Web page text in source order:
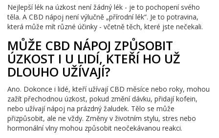
Nejlepší lék na úzkost není žádný lék - je to pochopení svého
těla. A CBD nápoj není výlučně „přírodní lék“. Je to potravina,
která může mít různé účinky - včetně těch, které jste nečekali.
MŮŽE CBD NÁPOJ ZPŮSOBIT
ÚZKOST I U LIDÍ, KTEŘÍ HO UŽ
DLOUHO UŽÍVAJÍ?
Ano. Dokonce i lidé, kteří užívají CBD měsíce nebo roky, mohou
zažít přechodnou úzkost, pokud změní dávku, přidají kofein,
nebo užívají nápoj na prázdný žaludek. Tělo se může
přizpůsobit, ale ne vždy. Změny v životním stylu, stres nebo
hormonální vlny mohou způsobit neočekávanou reakci.